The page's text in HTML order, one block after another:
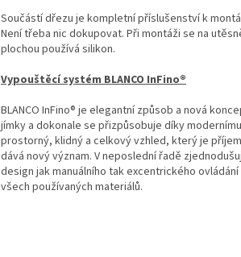
Součástí dřezu je kompletní příslušenství k
Není třeba nic dokupovat. Při montáži se na
plochou používá silikon.
Vypouštěcí systém BLANCO InFino®
BLANCO InFino® je elegantní způsob a nová
jímky a dokonale se přizpůsobuje díky
prostorný, klidný a celkový vzhled, který je
dává nový význam. V neposlední řadě
design jak manuálního tak excentrického
všech používaných materiálů.